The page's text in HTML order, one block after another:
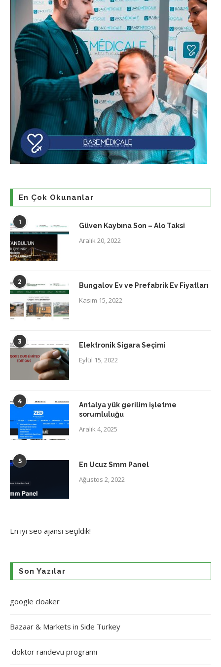
En Çok Okunanlar
1 Güven Kaybına Son – Alo Taksi
Aralık 20, 2022
2 Bungalov Ev ve Prefabrik Ev Fiyatları
Kasım 15, 2022
3 Elektronik Sigara Seçimi
Eylül 15, 2022
4
Antalya yük gerilim işletme
sorumluluğu
Aralık 4, 2025
5 En Ucuz Smm Panel
Ağustos 2, 2022
En iyi seo ajansı seçildik!
Son Yazılar
google cloaker
Bazaar & Markets in Side Turkey
doktor randevu programı